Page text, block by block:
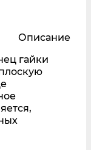
Описание
гайки